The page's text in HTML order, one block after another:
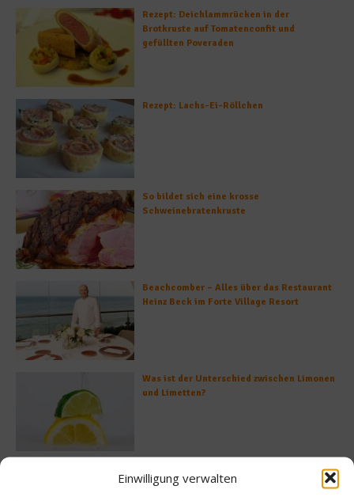
Einwilligung verwalten
Rezept: Deichlammrücken in der
Brotkruste auf Tomatenconfit und
gefüllten Poveraden
Rezept: Lachs-Ei-Röllchen
So bildet sich eine krosse
Schweinebratenkruste
Beachcomber – Alles über das Restaurant
Heinz Beck im Forte Village Resort
Was ist der Unterschied zwischen Limonen
und Limetten?